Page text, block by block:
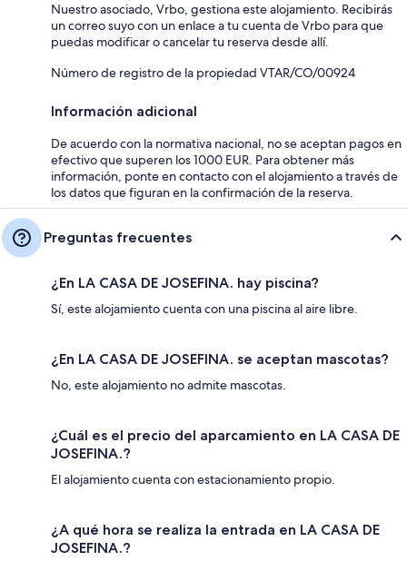
Nuestro asociado, Vrbo, gestiona este alojamiento. Recibirás
un correo suyo con un enlace a tu cuenta de Vrbo para que
puedas modificar o cancelar tu reserva desde allí.
Número de registro de la propiedad VTAR/CO/00924
Información adicional
De acuerdo con la normativa nacional, no se aceptan pagos en
efectivo que superen los 1000 EUR. Para obtener más
información, ponte en contacto con el alojamiento a través de
los datos que figuran en la confirmación de la reserva.
Preguntas frecuentes
¿En LA CASA DE JOSEFINA. hay piscina?
Sí, este alojamiento cuenta con una piscina al aire libre.
¿En LA CASA DE JOSEFINA. se aceptan mascotas?
No, este alojamiento no admite mascotas.
¿Cuál es el precio del aparcamiento en LA CASA DE
JOSEFINA.?
El alojamiento cuenta con estacionamiento propio.
¿A qué hora se realiza la entrada en LA CASA DE
JOSEFINA.?